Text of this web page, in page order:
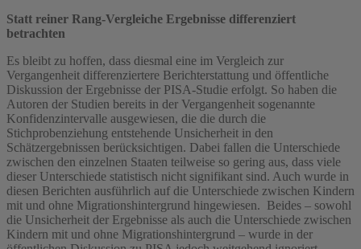
Statt reiner Rang-Vergleiche Ergebnisse differenziert
betrachten
Es bleibt zu hoffen, dass diesmal eine im Vergleich zur
Vergangenheit differenziertere Berichterstattung und öffentliche
Diskussion der Ergebnisse der PISA-Studie erfolgt. So haben die
Autoren der Studien bereits in der Vergangenheit sogenannte
Konfidenzintervalle ausgewiesen, die die durch die
Stichprobenziehung entstehende Unsicherheit in den
Schätzergebnissen berücksichtigen. Dabei fallen die Unterschiede
zwischen den einzelnen Staaten teilweise so gering aus, dass viele
dieser Unterschiede statistisch nicht signifikant sind. Auch wurde in
diesen Berichten ausführlich auf die Unterschiede zwischen Kindern
mit und ohne Migrationshintergrund hingewiesen. Beides – sowohl
die Unsicherheit der Ergebnisse als auch die Unterschiede zwischen
Kindern mit und ohne Migrationshintergrund – wurde in der